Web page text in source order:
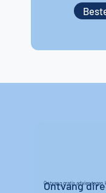
Ontvang gratis advies tegen
Ontvang